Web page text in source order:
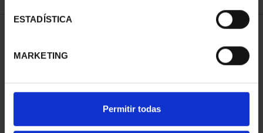
ESTADÍSTICA
MARKETING
Permitir todas
REFINAR